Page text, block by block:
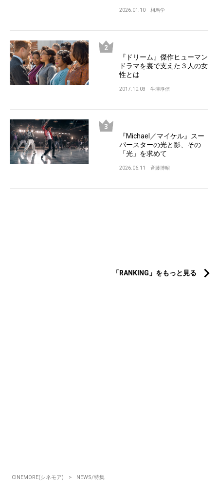
2026.01.10 相馬学
『ドリーム』傑作ヒューマン
ドラマを裏で支えた３人の女
性とは
2017.10.03 牛津厚信
『Michael／マイケル』スー
パースターの光と影、その
「光」を求めて
2026.06.11 斉藤博昭
「RANKING」をもっと見る
CINEMORE(シネモア)
NEWS/特集